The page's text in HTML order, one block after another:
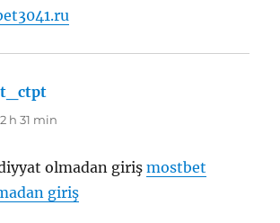
h 31 min
olmadan girişmostbet
giriş